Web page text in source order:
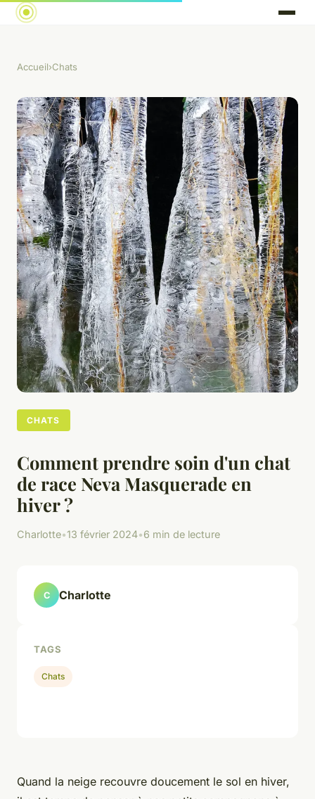
Accueil›Chats
CHATS
Comment prendre soin d'un chat
de race Neva Masquerade en
hiver ?
Charlotte•13 février 2024•6 min de lecture
Quand la neige recouvre doucement le sol en hiver,
C Charlotte
TAGS
Chats